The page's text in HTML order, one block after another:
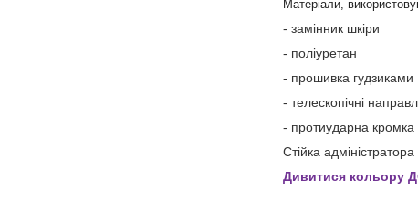
Матеріали,
- замінник шкіри
- поліуретан
- прошивка гудзиками
- телескопічні
- протиударна
Стійка
Дивитися кольору